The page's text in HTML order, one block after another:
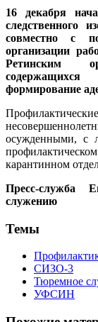
16 декабря
следственного
совместно с
организации
Ретинским
формирование
осужденными, с
карантинном
Пресс-служба
служению
Темы
СИЗО-3
Тюремное
УФСИН